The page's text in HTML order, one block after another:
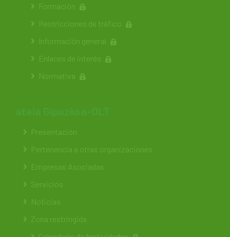
Formación
Restricciones de tráfico
Información general
Enlaces de interés
Normativa
Presentación
Pertenencia a otras organizaciones
Empresas Asociadas
Servicios
Noticias
Zona restringida